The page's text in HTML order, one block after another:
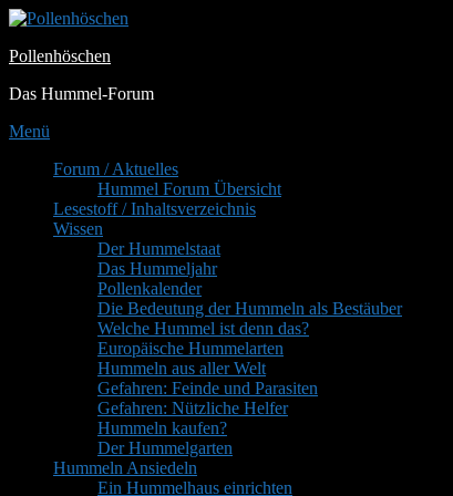
Zum
springen
Pollenhöschen
Das Hummel-Forum
Menü
PrimäresForum / Aktuelles
Hummel Forum Übersicht
Lesestoff / Inhaltsverzeichnis
Wissen
Der Hummelstaat
Das Hummeljahr
Pollenkalender
Die Bedeutung der Hummeln als Bestäuber
Welche Hummel ist denn das?
Europäische Hummelarten
Hummeln aus aller Welt
Gefahren: Feinde und Parasiten
Gefahren: Nützliche Helfer
Hummeln kaufen?
Der Hummelgarten
Hummeln Ansiedeln
Ein Hummelhaus einrichten